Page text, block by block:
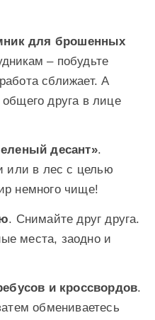
для брошенных
– побудьте
сближает. А
друга в лице
десант».
или в лес с целью
немного чище!
. Снимайте друг друга.
места, заодно и
и кроссвордов.
обмениваетесь